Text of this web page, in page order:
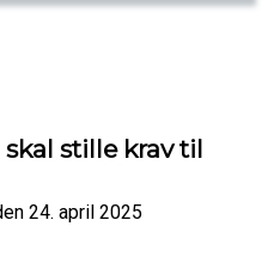
stille krav til
24. april 2025